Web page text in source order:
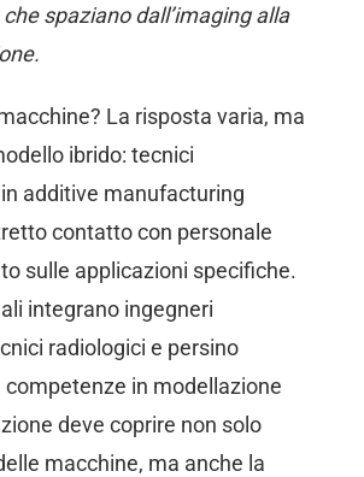
spaziano dall’imaging alla
La risposta varia, ma
ibrido: tecnici
additive manufacturing
contatto con personale
sulle applicazioni specifiche.
integrano ingegneri
radiologici e persino
competenze in modellazione
deve coprire non solo
macchine, ma anche la